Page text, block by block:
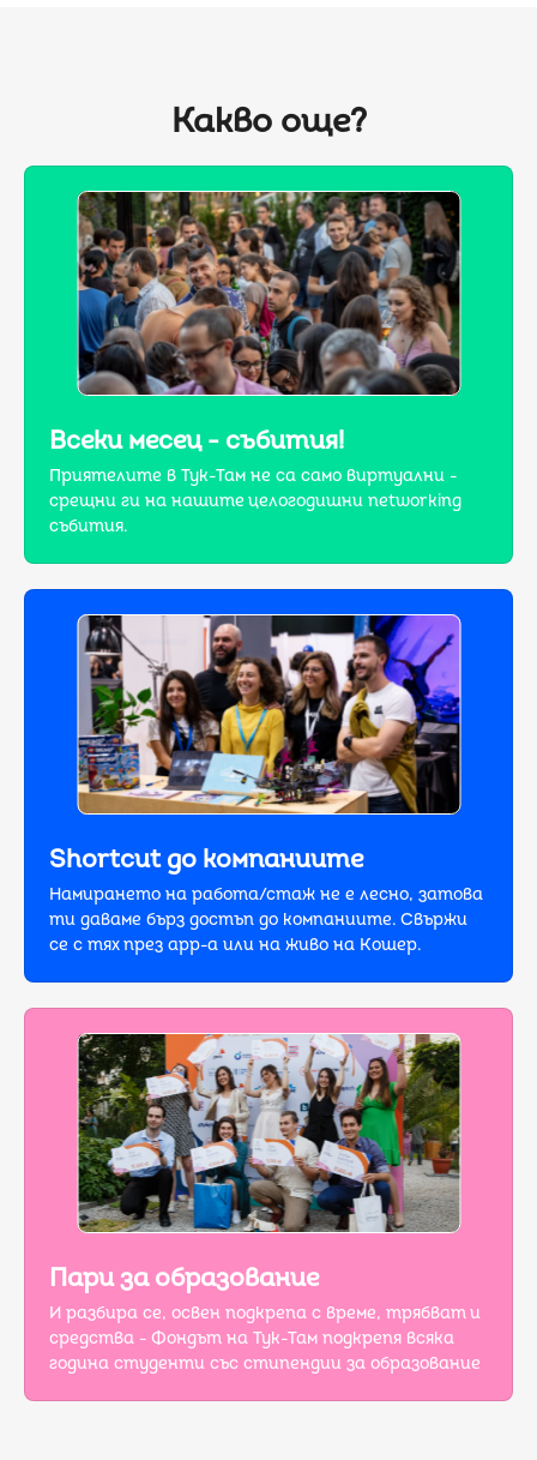
Какво още?
Всеки месец - събития!
Приятелите в Тук-Там не са само виртуални -
срещни ги на нашите целогодишни networking
събития.
Shortcut до компаниите
Намирането на работа/стаж не е лесно, затова
ти даваме бърз достъп дo компаниите. Свържи
се с тях през app-a или на живо на Кошер.
Пари за образование
И разбира се, освен подкрепа с време, трябват и
средства - Фондът на Тук-Там подкрепя всяка
година студенти със стипендии за образование